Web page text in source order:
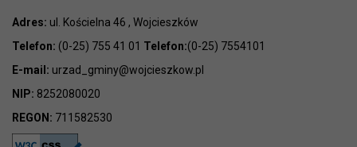
Adres: ul. Kościelna 46 , Wojcieszków
Telefon: (0-25) 755 41 01 Telefon:(0-25) 7554101
E-mail: urzad_gminy@wojcieszkow.pl
NIP: 8252080020
REGON: 711582530